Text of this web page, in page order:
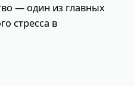
— один из главных
стресса в